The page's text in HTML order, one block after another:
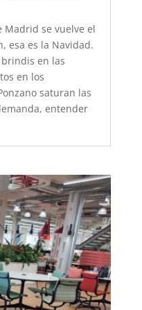
Madrid se vuelve el
esa es la Navidad.
brindis en las
en los
saturan las
entender